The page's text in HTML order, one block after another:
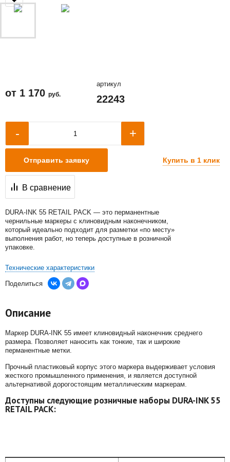
от 1 170 руб.
артикул
22243
- +
Отправить заявку Купить в 1 клик
В сравнение
DURA-INK 55 RETAIL PACK — это перманентные
чернильные маркеры с клиновидным наконечником,
который идеально подходит для разметки «по месту»
выполнения работ, но теперь доступные в розничной
упаковке.
Технические характеристики
Поделиться
Описание
Маркер DURA-INK 55 имеет клиновидный наконечник среднего
размера. Позволяет наносить как тонкие, так и широкие
перманентные метки.
Прочный пластиковый корпус этого маркера выдерживает условия
жесткого промышленного применения, и является доступной
альтернативой дорогостоящим металлическим маркерам.
Доступны следующие розничные наборы DURA-INK 55
RETAIL PACK: